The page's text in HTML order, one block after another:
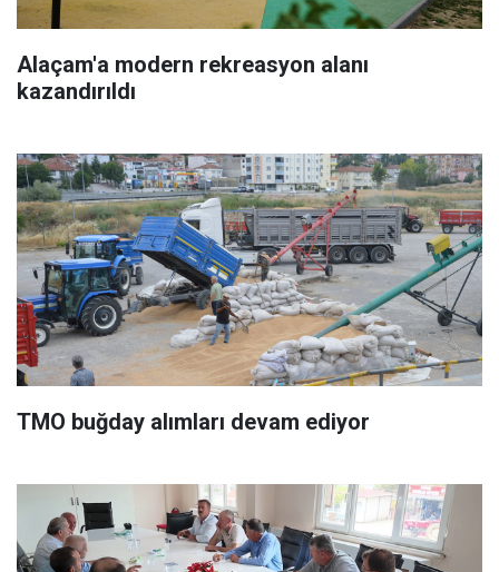
Alaçam'a modern rekreasyon alanı
kazandırıldı
TMO buğday alımları devam ediyor